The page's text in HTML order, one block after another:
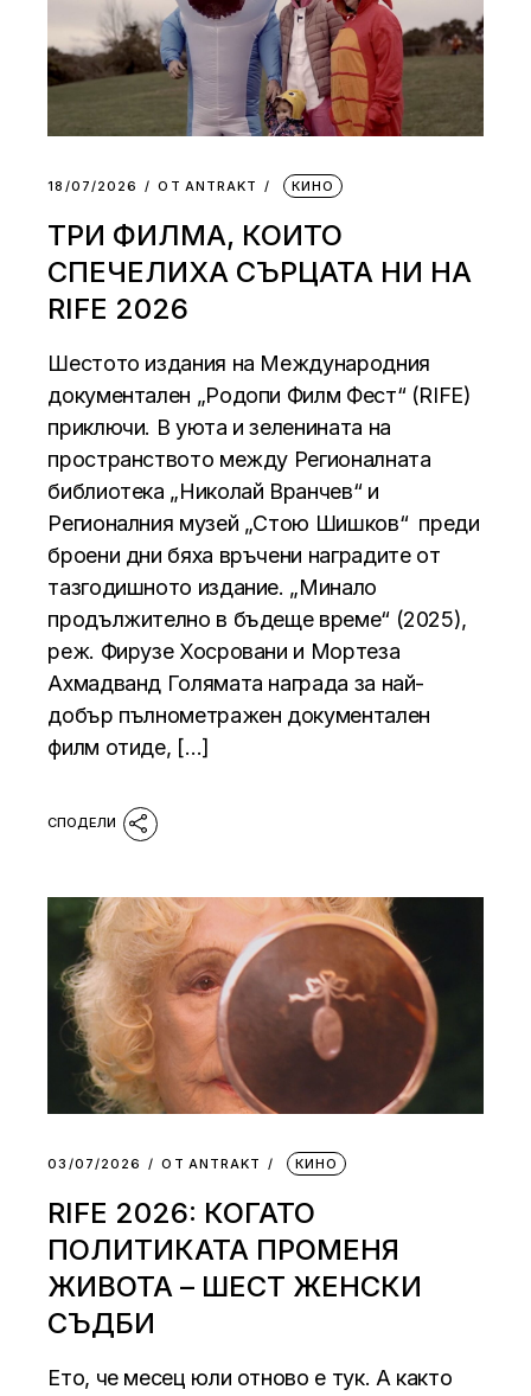
18/07/2026 ОТ АNTRAKT КИНО
ТРИ ФИЛМА, КОИТО
СПЕЧЕЛИХА СЪРЦАТА НИ НА
RIFE 2026
Шестото издания на Международния
документален „Родопи Филм Фест“ (RIFE)
приключи. В уюта и зеленината на
пространството между Регионалната
библиотека „Николай Вранчев“ и
Регионалния музей „Стою Шишков“ преди
броени дни бяха връчени наградите от
тазгодишното издание. „Минало
продължително в бъдеще време“ (2025),
реж. Фирузе Хосровани и Мортеза
Ахмадванд Голямата награда за най-
добър пълнометражен документален
филм отиде, […]
03/07/2026 ОТ АNTRAKT КИНО
RIFE 2026: КОГАТО
ПОЛИТИКАТА ПРОМЕНЯ
ЖИВОТА – ШЕСТ ЖЕНСКИ
СЪДБИ
Ето, че месец юли отново е тук. А както